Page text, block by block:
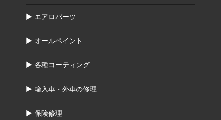
エアロパーツ
オールペイント
各種コーティング
輸入車・外車の修理
保険修理